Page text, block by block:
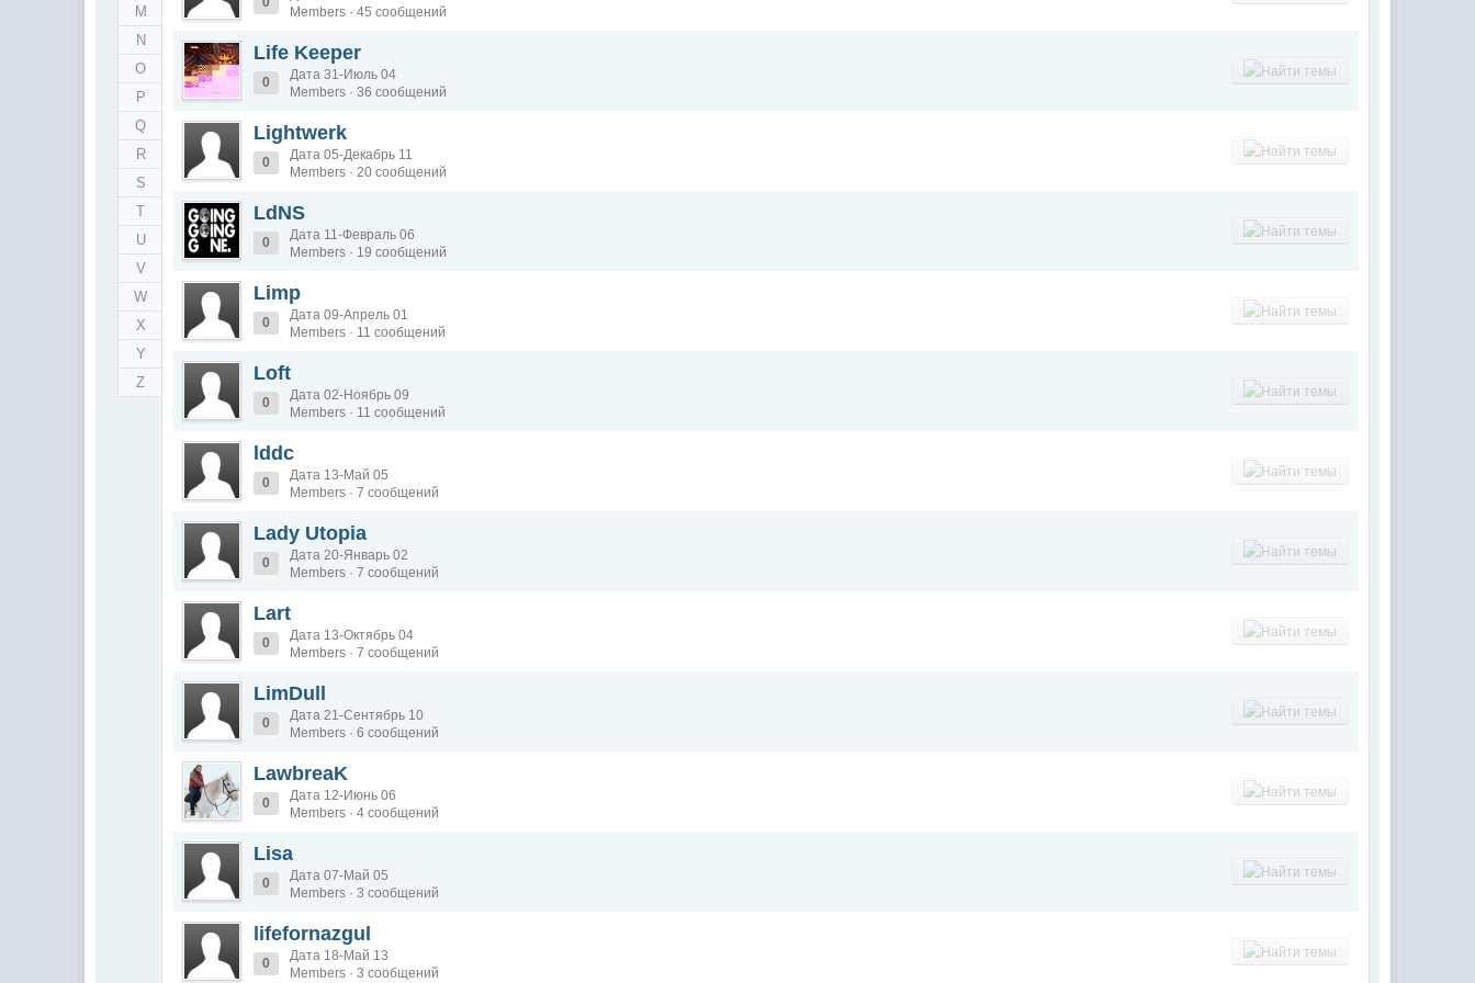
M
N
O
P
Q
R
S
T
U
V
W
X
Y
Z
Members · 45 сообщений
Life Keeper
0
Дата 31-Июль 04
Members · 36 сообщений
Lightwerk
0
Дата 05-Декабрь 11
Members · 20 сообщений
LdNS
0
Дата 11-Февраль 06
Members · 19 сообщений
Limp
0
Дата 09-Апрель 01
Members · 11 сообщений
Loft
0
Дата 02-Ноябрь 09
Members · 11 сообщений
lddc
0
Дата 13-Май 05
Members · 7 сообщений
Lady Utopia
0
Дата 20-Январь 02
Members · 7 сообщений
Lart
0
Дата 13-Октябрь 04
Members · 7 сообщений
LimDull
0
Дата 21-Сентябрь 10
Members · 6 сообщений
LawbreaK
0
Дата 12-Июнь 06
Members · 4 сообщений
Lisa
0
Дата 07-Май 05
Members · 3 сообщений
lifefornazgul
0
Дата 18-Май 13
Members · 3 сообщений